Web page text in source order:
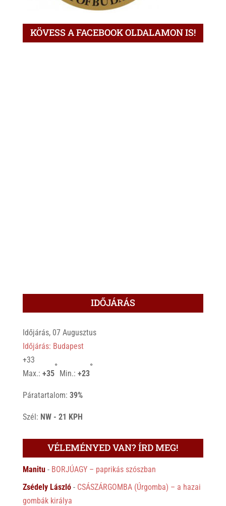
KÖVESS A FACEBOOK OLDALAMON IS!
IDŐJÁRÁS
Időjárás, 07 Augusztus
Időjárás: Budapest
+33
Max.: +35
°
Min.: +23
°
Páratartalom: 39%
Szél: NW - 21 KPH
VÉLEMÉNYED VAN? ÍRD MEG!
Manitu- BORJÚAGY – paprikás szószban
Zsédely László- CSÁSZÁRGOMBA (Úrgomba) – a hazai
gombák királya